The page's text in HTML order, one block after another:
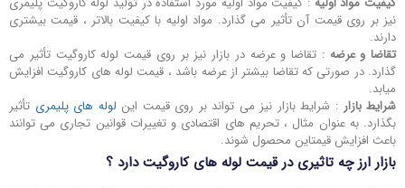
نیز بر روی قیمت آن تأثیر می‌ گذارد. مواد اولیه با کیفیت بالاتر ، قیمت بیشتری
دارند.
تقاضا و عرضه : تقاضا و عرضه در بازار نیز بر روی قیمت لوله کاروگیت تأثیر می‌
گذارد. در صورتی که تقاضا بیشتر از عرضه باشد ، قیمت لوله های کاروگیت افزایش
‌میابد.
شرایط بازار : شرایط بازار نیز می ‌تواند بر روی قیمت این لوله های پلیمری تأثیر
بگذارد. به عنوان مثال ، تحریم ‌های اقتصادی و تغییرات قوانین تجاری می ‌توانند
باعث افزایش قیمتاین محصول شوند.
بازار ارز چه تاثیری در قیمت لوله های کاروگیت دارد ؟